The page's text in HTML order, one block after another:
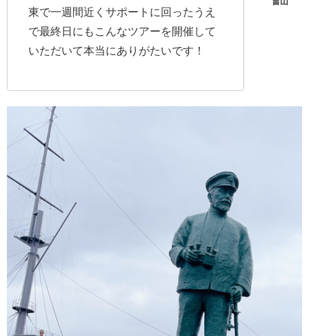
東で一週間近くサポートに回ったうえ
で最終日にもこんなツアーを開催して
いただいて本当にありがたいです！